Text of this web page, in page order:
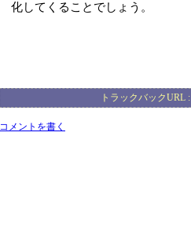
化してくることでしょう。
トラックバックURL :
コメントを書く